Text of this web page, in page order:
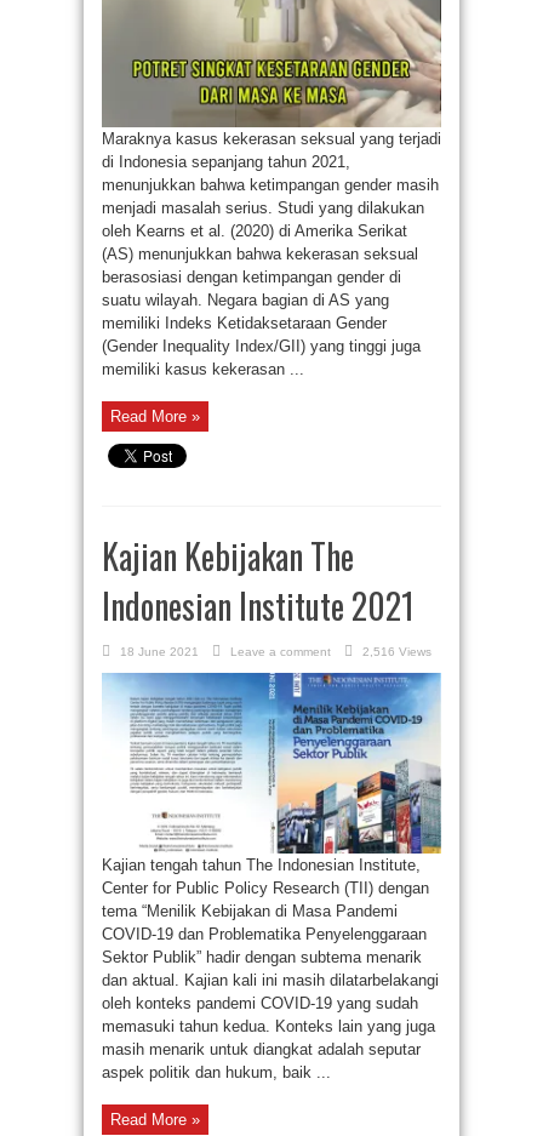
Maraknya kasus kekerasan seksual yang terjadi
di Indonesia sepanjang tahun 2021,
menunjukkan bahwa ketimpangan gender masih
menjadi masalah serius. Studi yang dilakukan
oleh Kearns et al. (2020) di Amerika Serikat
(AS) menunjukkan bahwa kekerasan seksual
berasosiasi dengan ketimpangan gender di
suatu wilayah. Negara bagian di AS yang
memiliki Indeks Ketidaksetaraan Gender
(Gender Inequality Index/GII) yang tinggi juga
memiliki kasus kekerasan ...
Read More »
Kajian Kebijakan The
Indonesian Institute 2021
18 June 2021 Leave a comment 2,516 Views
Kajian tengah tahun The Indonesian Institute,
Center for Public Policy Research (TII) dengan
tema “Menilik Kebijakan di Masa Pandemi
COVID-19 dan Problematika Penyelenggaraan
Sektor Publik” hadir dengan subtema menarik
dan aktual. Kajian kali ini masih dilatarbelakangi
oleh konteks pandemi COVID-19 yang sudah
memasuki tahun kedua. Konteks lain yang juga
masih menarik untuk diangkat adalah seputar
aspek politik dan hukum, baik ...
Read More »